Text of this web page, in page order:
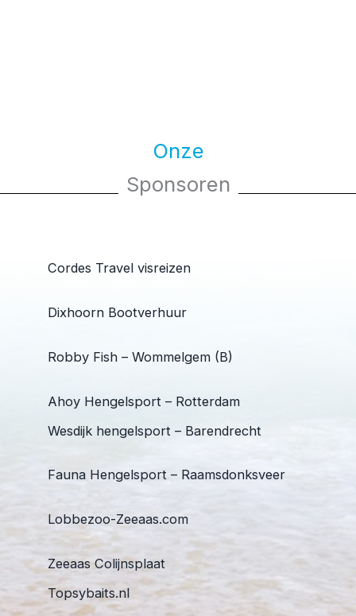
Onze
Sponsoren
Cordes Travel visreizen
Dixhoorn Bootverhuur
Robby Fish – Wommelgem (B)
Ahoy Hengelsport – Rotterdam
Wesdijk hengelsport – Barendrecht
Fauna Hengelsport – Raamsdonksveer
Lobbezoo-Zeeaas.com
Zeeaas Colijnsplaat
Topsybaits.nl